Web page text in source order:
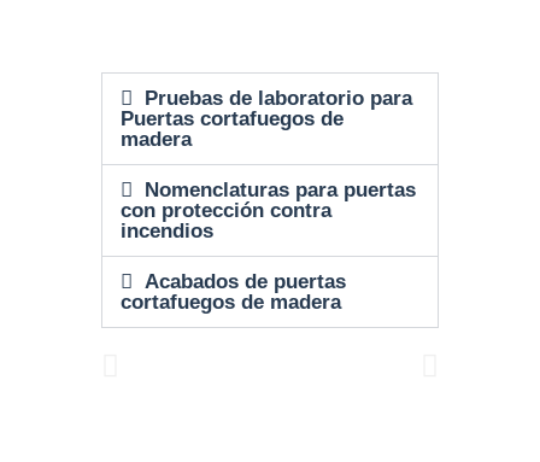
Pruebas de laboratorio para
Puertas cortafuegos de
madera
Nomenclaturas para puertas
con protección contra
incendios
Acabados de puertas
cortafuegos de madera